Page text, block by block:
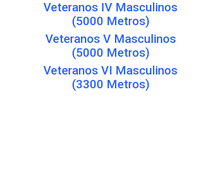
Veteranos IV Masculinos
(5000 Metros)
Veteranos V Masculinos
(5000 Metros)
Veteranos VI Masculinos
(3300 Metros)